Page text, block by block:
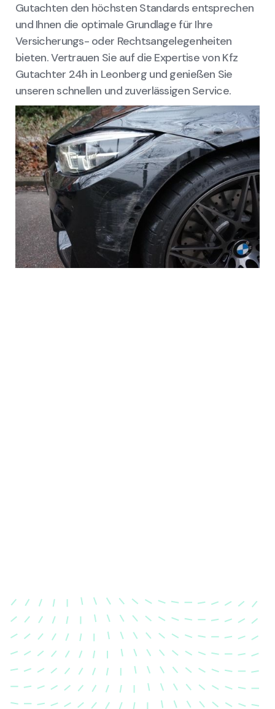
Gutachten den höchsten Standards entsprechen
und Ihnen die optimale Grundlage für Ihre
Versicherungs- oder Rechtsangelegenheiten
bieten. Vertrauen Sie auf die Expertise von Kfz
Gutachter 24h in Leonberg und genießen Sie
unseren schnellen und zuverlässigen Service.
Karosserievermessung
Unsere exakte Karosserievermessung stellt sicher,
dass Ihre Fahrzeugkarosserie nach einem Unfall